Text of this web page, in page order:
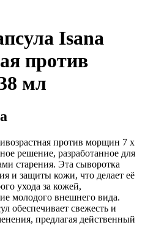
Isana
против
мл
против морщин 7 x
решение, разработанное для
старения. Эта сыворотка
и защиты кожи, что делает её
ухода за кожей,
молодого внешнего вида.
обеспечивает свежесть и
предлагая действенный